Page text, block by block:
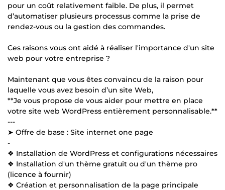
pour un coût relativement faible. De plus, il permet
d’automatiser plusieurs processus comme la prise de
rendez-vous ou la gestion des commandes.
Ces raisons vous ont aidé à réaliser l'importance d'un site
web pour votre entreprise ?
Maintenant que vous êtes convaincu de la raison pour
laquelle vous avez besoin d’un site Web,
**Je vous propose de vous aider pour mettre en place
votre site web WordPress entièrement personnalisable.**
---
➤ Offre de base : Site internet one page
-
❖ Installation de WordPress et configurations nécessaires
❖ Installation d'un thème gratuit ou d'un thème pro
(licence à fournir)
❖ Création et personnalisation de la page principale